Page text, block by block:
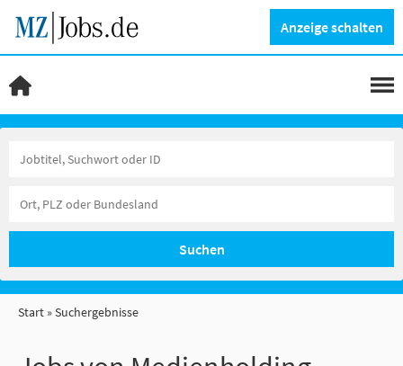
Anzeige schalten
Suchen
Start Suchergebnisse